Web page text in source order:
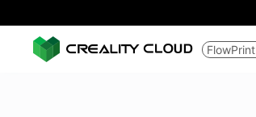
FlowPrint